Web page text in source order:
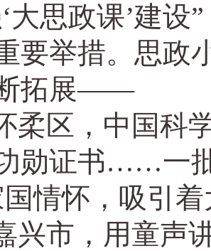
大思政课’建
要举措。思政
拓展——
柔区，中国科
勋证书……一
国情怀，吸引
兴市，用童声